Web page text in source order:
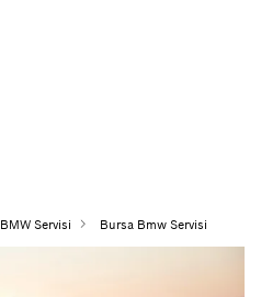
BMW Servisi Bursa Bmw Servisi